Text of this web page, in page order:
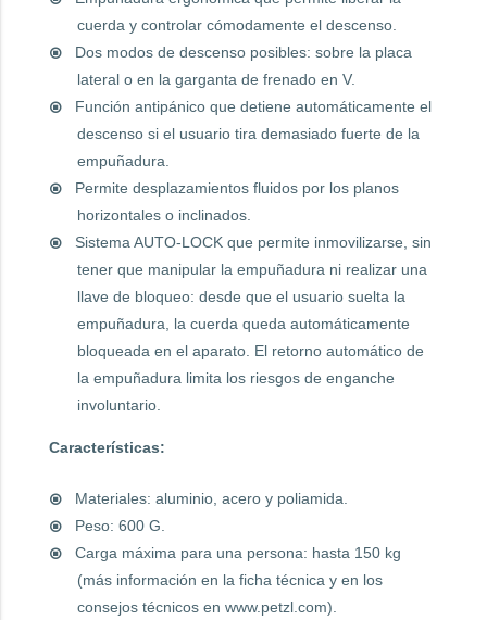
cuerda y controlar cómodamente el descenso.
Dos modos de descenso posibles: sobre la placa
lateral o en la garganta de frenado en V.
Función antipánico que detiene automáticamente el
descenso si el usuario tira demasiado fuerte de la
empuñadura.
Permite desplazamientos fluidos por los planos
horizontales o inclinados.
Sistema AUTO-LOCK que permite inmovilizarse, sin
tener que manipular la empuñadura ni realizar una
llave de bloqueo: desde que el usuario suelta la
empuñadura, la cuerda queda automáticamente
bloqueada en el aparato. El retorno automático de
la empuñadura limita los riesgos de enganche
involuntario.
Características:
Materiales: aluminio, acero y poliamida.
Peso: 600 G.
Carga máxima para una persona: hasta 150 kg
(más información en la ficha técnica y en los
consejos técnicos en www.petzl.com).